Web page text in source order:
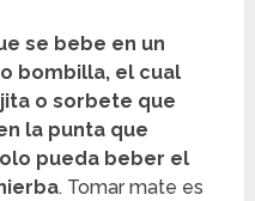
se bebe en un
bombilla, el cual
o sorbete que
la punta que
pueda beber el
. Tomar mate es